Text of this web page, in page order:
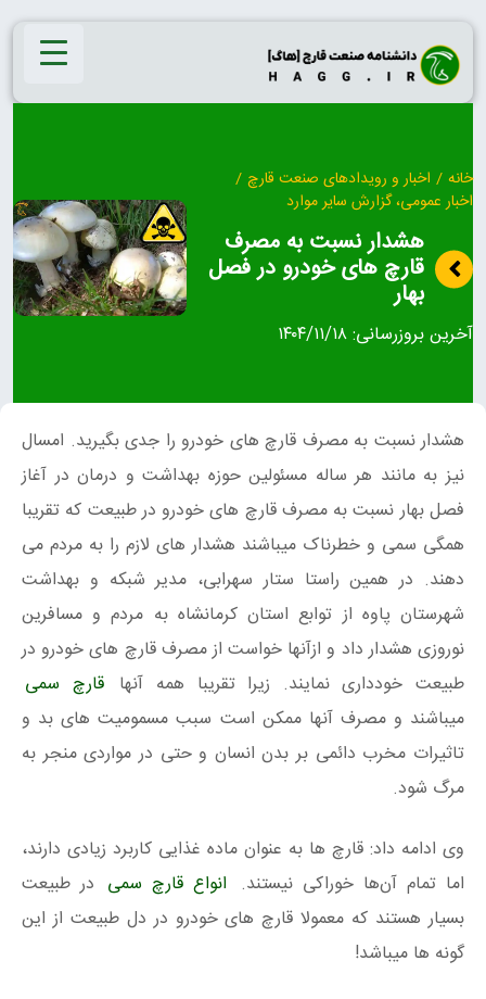
Skip
content
خانه / اخبار و رویدادهای صنعت قارچ /
اخبار عمومی، گزارش سایر موارد
هشدار نسبت به مصرف
قارچ های خودرو در فصل
بهار
آخرین بروزرسانی:۱۴۰۴/۱۱/۱۸
هشدار نسبت به مصرف قارچ های خودرو را جدی بگیرید. امسال
نیز به مانند هر ساله مسئولین حوزه بهداشت و درمان در آغاز
فصل بهار نسبت به مصرف قارچ های خودرو در طبیعت که تقریبا
همگی سمی و خطرناک میباشند هشدار های لازم را به مردم می
دهند. در همین راستا ستار سهرابی، مدیر شبکه و بهداشت
شهرستان پاوه از توابع استان کرمانشاه به مردم و مسافرین
نوروزی هشدار داد و ازآنها خواست از مصرف قارچ‌ های خودرو در
طبیعت خودداری نمایند. زیرا تقریبا همه آنها قارچ سمی
میباشند و مصرف آنها ممکن است سبب مسمومیت های بد و
تاثیرات مخرب دائمی بر بدن انسان و حتی در مواردی منجر به
مرگ شود.
وی ادامه داد: قارچ‌ ها به عنوان ماده غذایی کاربرد زیادی دارند،
اما تمام آن‌ها خوراکی نیستند. انواع قارچ سمی در طبیعت
بسیار هستند که معمولا قارچ های خودرو در دل طبیعت از این
گونه ها میباشد!